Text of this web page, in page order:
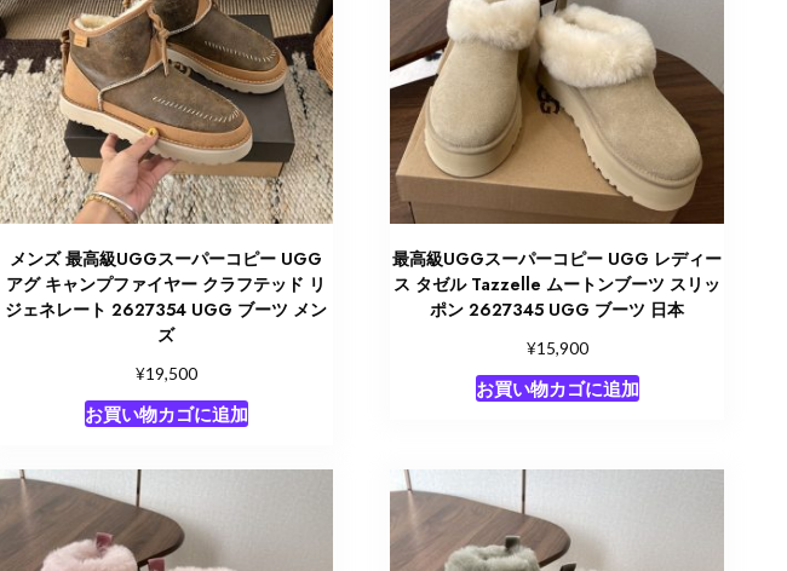
メンズ 最高級UGGスーパーコピー UGG
アグ キャンプファイヤー クラフテッド リ
ジェネレート 2627354 UGG ブーツ メン
ズ
¥19,500
お買い物カゴに追加
最高級UGGスーパーコピー UGG レディー
ス タゼル Tazzelle ムートンブーツ スリッ
ポン 2627345 UGG ブーツ 日本
¥15,900
お買い物カゴに追加